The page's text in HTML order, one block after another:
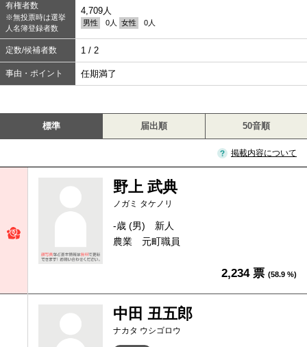
有権者数
※無投票時は選挙
人名簿登録者数
4,709人
男性 0人 女性 0人
定数/候補者数 1 / 2
事由・ポイント 任期満了
標準 届出順 50音順
掲載内容について
野上 武典
ノガミ タケノリ
-歳 (男)
新人
農業 元町職員
2,234 票 (58.9 %)
中田 丑五郎
ナカタ ウシゴロウ